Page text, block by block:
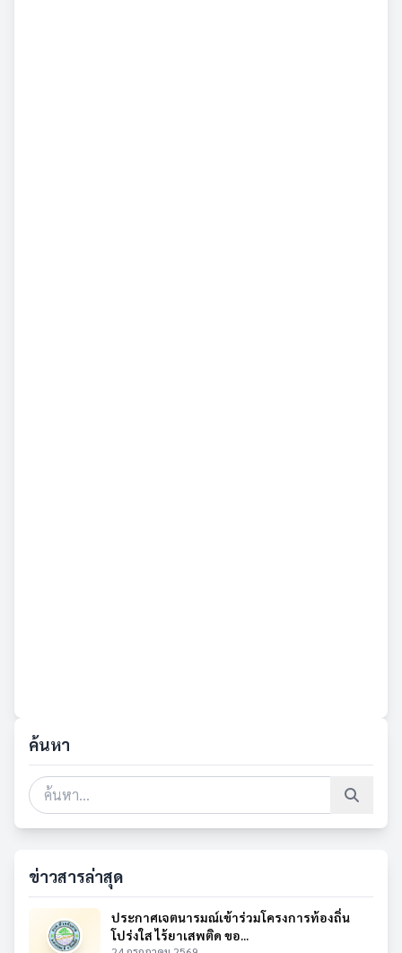
ค้นหา
ข่าวสารล่าสุด
ประกาศเจตนารมณ์เข้าร่วมโครงการท้องถิ่น
โปร่งใส ไร้ยาเสพติด ขอ...